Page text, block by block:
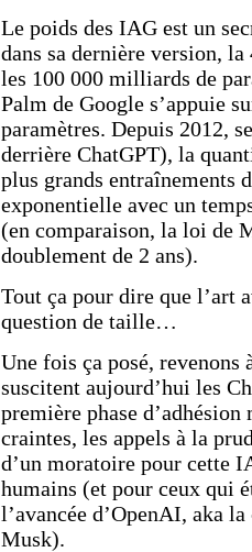
Le poids des IAG est un
dans sa dernière version,
les 100 000 milliards de
Palm de Google s’appuie
paramètres. Depuis 2012,
derrière ChatGPT), la
plus grands entraînements
exponentielle avec un
(en comparaison, la loi de
doublement de 2 ans).
Tout ça pour dire que l’art
question de taille…
Une fois ça posé,
suscitent aujourd’hui les
première phase d’adhésion
craintes, les appels à la
d’un moratoire pour cette
humains (et pour ceux qui
l’avancée d’OpenAI, aka
Musk).